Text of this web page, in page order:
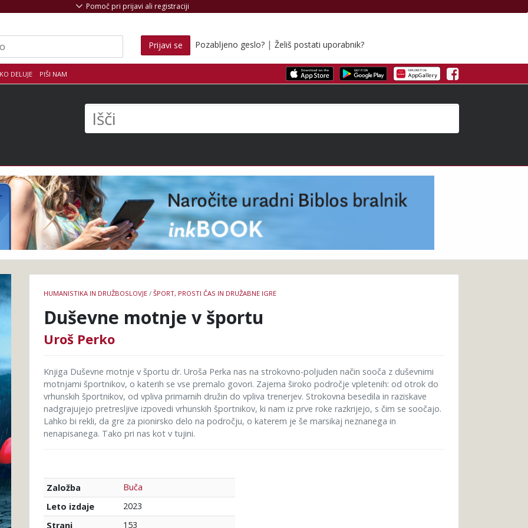
DELUJE PIŠI NAM Facebook
Pomoč pri prijavi ali registraciji
Prijavi se Pozabljeno geslo? | Želiš postati uporabnik?
Podrobnosti
knjige
HUMANISTIKA IN DRUŽBOSLOVJE / ŠPORT, PROSTI ČAS IN DRUŽABNE IGRE
Duševne motnje v športu
Uroš Perko
Knjiga Duševne motnje v športu dr. Uroša Perka nas na strokovno-poljuden način sooča z duševnimi
motnjami športnikov, o katerih se vse premalo govori. Zajema široko področje vpletenih: od otrok do
vrhunskih športnikov, od vpliva primarnih družin do vpliva trenerjev. Strokovna besedila in raziskave
nadgrajujejo pretresljive izpovedi vrhunskih športnikov, ki nam iz prve roke razkrijejo, s čim se soočajo.
Lahko bi rekli, da gre za pionirsko delo na področju, o katerem je še marsikaj neznanega in
nenapisanega. Tako pri nas kot v tujini.
Založba
Buča
Leto izdaje
2023
Strani
153